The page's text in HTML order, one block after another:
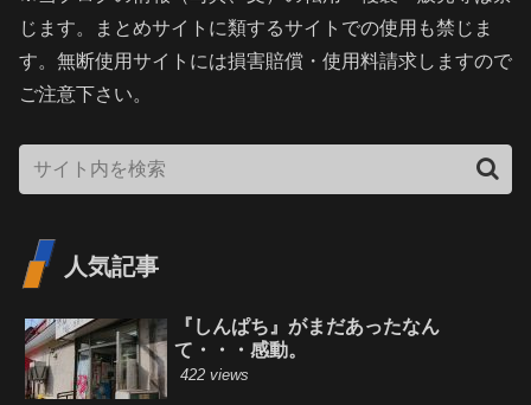
じます。まとめサイトに類するサイトでの使用も禁じま
す。無断使用サイトには損害賠償・使用料請求しますので
ご注意下さい。
人気記事
『しんぱち』がまだあったなん
て・・・感動。
422 views